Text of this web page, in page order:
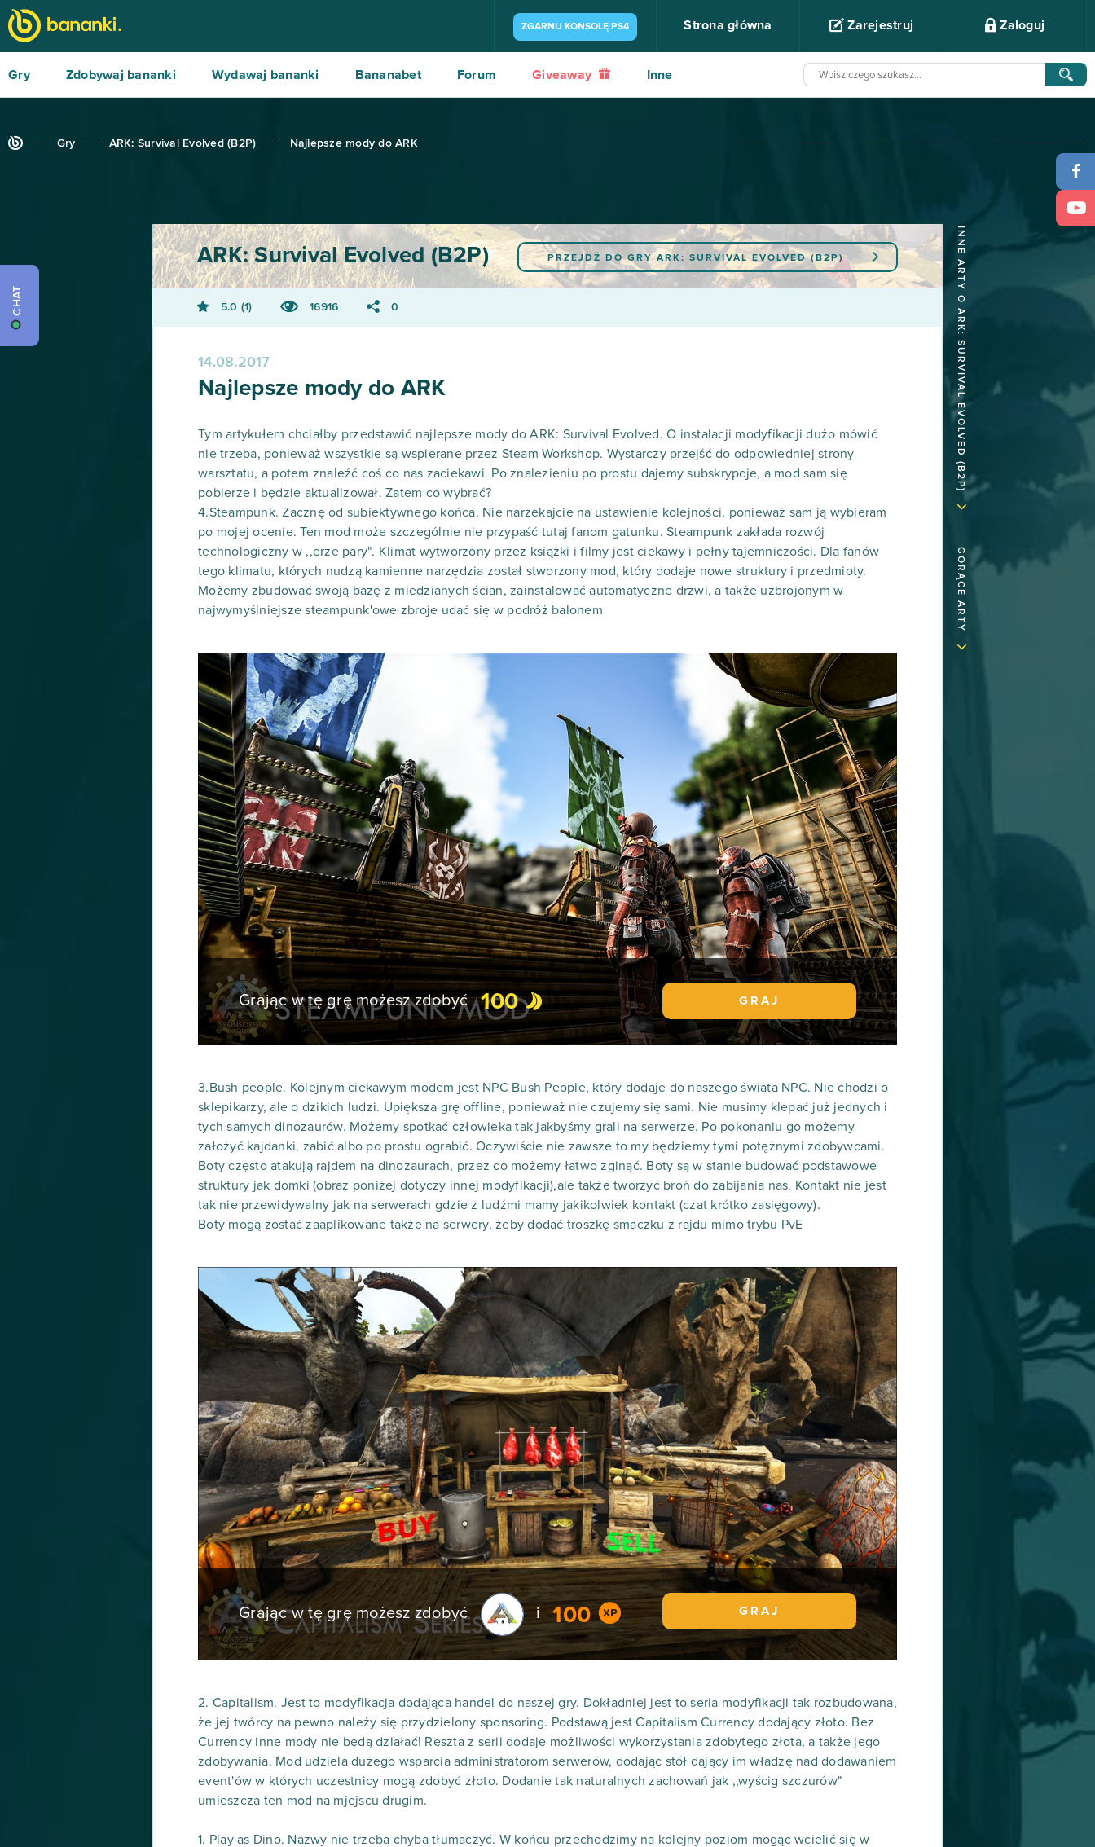
ZGARNIJ KONSOLĘ PS4 Strona główna Zarejestruj Zaloguj
Gry Zdobywaj bananki Wydawaj bananki Bananabet Forum Giveaway Inne
Gry ARK: Survival Evolved (B2P) Najlepsze mody do ARK
INNE ARTY O ARK: SURVIVAL EVOLVED (B2P)
GORĄCE ARTY
PRZEJDŹ DO GRYARK: SURVIVAL EVOLVED (B2P)
ARK: Survival Evolved (B2P)
5.0 1 16916 0
14.08.2017
Najlepsze mody do ARK
Tym artykułem chciałby przedstawić najlepsze mody do ARK: Survival Evolved. O instalacji modyfikacji dużo mówić
nie trzeba, ponieważ wszystkie są wspierane przez Steam Workshop. Wystarczy przejść do odpowiedniej strony
warsztatu, a potem znaleźć coś co nas zaciekawi. Po znalezieniu po prostu dajemy subskrypcje, a mod sam się
pobierze i będzie aktualizował. Zatem co wybrać?
4.Steampunk. Zacznę od subiektywnego końca. Nie narzekajcie na ustawienie kolejności, ponieważ sam ją wybieram
po mojej ocenie. Ten mod może szczególnie nie przypaść tutaj fanom gatunku. Steampunk zakłada rozwój
technologiczny w ,,erze pary". Klimat wytworzony przez książki i filmy jest ciekawy i pełny tajemniczości. Dla fanów
tego klimatu, których nudzą kamienne narzędzia został stworzony mod, który dodaje nowe struktury i przedmioty.
Możemy zbudować swoją bazę z miedzianych ścian, zainstalować automatyczne drzwi, a także uzbrojonym w
najwymyślniejsze steampunk'owe zbroje udać się w podróż balonem
Grając w tę grę możesz zdobyć 100 GRAJ
3.Bush people. Kolejnym ciekawym modem jest NPC Bush People, który dodaje do naszego świata NPC. Nie chodzi o
sklepikarzy, ale o dzikich ludzi. Upiększa grę offline, ponieważ nie czujemy się sami. Nie musimy klepać już jednych i
tych samych dinozaurów. Możemy spotkać człowieka tak jakbyśmy grali na serwerze. Po pokonaniu go możemy
założyć kajdanki, zabić albo po prostu ograbić. Oczywiście nie zawsze to my będziemy tymi potężnymi zdobywcami.
Boty często atakują rajdem na dinozaurach, przez co możemy łatwo zginąć. Boty są w stanie budować podstawowe
struktury jak domki (obraz poniżej dotyczy innej modyfikacji),ale także tworzyć broń do zabijania nas. Kontakt nie jest
tak nie przewidywalny jak na serwerach gdzie z ludźmi mamy jakikolwiek kontakt (czat krótko zasięgowy).
Boty mogą zostać zaaplikowane także na serwery, żeby dodać troszkę smaczku z rajdu mimo trybu PvE
Grając w tę grę możesz zdobyć i 100 GRAJ
2. Capitalism. Jest to modyfikacja dodająca handel do naszej gry. Dokładniej jest to seria modyfikacji tak rozbudowana,
że jej twórcy na pewno należy się przydzielony sponsoring. Podstawą jest Capitalism Currency dodający złoto. Bez
Currency inne mody nie będą działać! Reszta z serii dodaje możliwości wykorzystania zdobytego złota, a także jego
zdobywania. Mod udziela dużego wsparcia administratorom serwerów, dodając stół dający im władzę nad dodawaniem
event'ów w których uczestnicy mogą zdobyć złoto. Dodanie tak naturalnych zachowań jak ,,wyścig szczurów"
umieszcza ten mod na mjejscu drugim.
1. Play as Dino. Nazwy nie trzeba chyba tłumaczyć. W końcu przechodzimy na kolejny poziom mogąc wcielić się w
CHAT